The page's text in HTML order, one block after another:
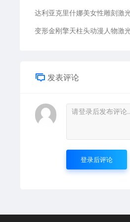
达利亚克里什娜美女性雕刻激
变形金刚擎天柱头动漫人物激
发表评论
登录后评论